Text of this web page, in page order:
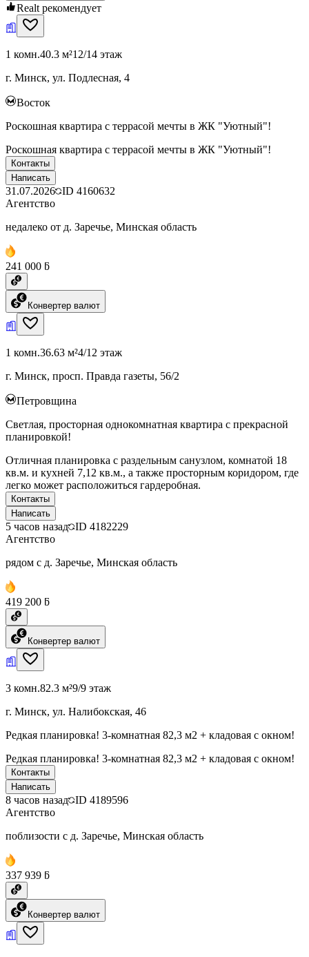
Realt рекомендует
1 комн.40.3 м²12/14 этаж
г. Минск, ул. Подлесная, 4
Восток
Роскошная квартира с террасой мечты в ЖК "Уютный"!
Роскошная квартира с террасой мечты в ЖК "Уютный"!
Контакты
Написать
31.07.2026 ID 4160632
Агентство
недалеко от д. Заречье, Минская область
241 000 ƃ
Конвертер валют
1 комн.36.63 м²4/12 этаж
г. Минск, просп. Правда газеты, 56/2
Петровщина
Светлая, просторная однокомнатная квартира с прекрасной
планировкой!
Отличная планировка с раздельным санузлом, комнатой 18
кв.м. и кухней 7,12 кв.м., а также просторным коридором, где
легко может расположиться гардеробная.
Контакты
Написать
5 часов назад ID 4182229
Агентство
рядом с д. Заречье, Минская область
419 200 ƃ
Конвертер валют
3 комн.82.3 м²9/9 этаж
г. Минск, ул. Налибокская, 46
Редкая планировка! 3-комнатная 82,3 м2 + кладовая с окном!
Редкая планировка! 3-комнатная 82,3 м2 + кладовая с окном!
Контакты
Написать
8 часов назад ID 4189596
Агентство
поблизости с д. Заречье, Минская область
337 939 ƃ
Конвертер валют